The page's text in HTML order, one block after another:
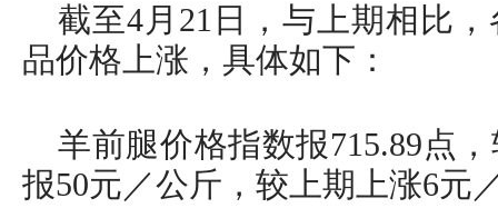
截至4月21日，与上期相比
品价格上涨，具体如下：
羊前腿价格指数报715.89点
报50元／公斤，较上期上涨6元